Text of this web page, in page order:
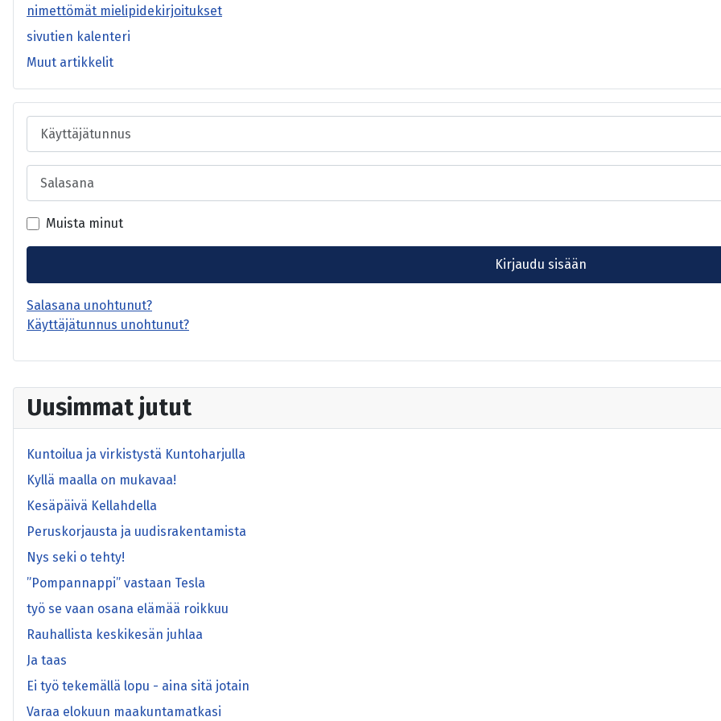
Uusimmat jutut
Kuntoilua ja virkistystä Kuntoharjulla
Kyllä maalla on mukavaa!
Kesäpäivä Kellahdella
Peruskorjausta ja uudisrakentamista
Nys seki o tehty!
”Pompannappi” vastaan Tesla
työ se vaan osana elämää roikkuu
Rauhallista keskikesän juhlaa
Ja taas
Ei työ tekemällä lopu - aina sitä jotain
Varaa elokuun maakuntamatkasi
nimettömät mielipidekirjoitukset
sivutien kalenteri
Muut artikkelit
Käyttäjätunnus
Salasana
Muista minut
Kirjaudu sisään
Salasana unohtunut?
Käyttäjätunnus unohtunut?